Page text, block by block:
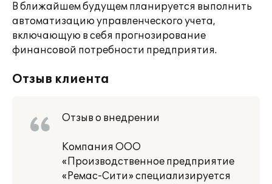
В ближайшем будущем планируется выполнить
автоматизацию управленческого учета,
включающую в себя прогнозирование
финансовой потребности предприятия.
Отзыв клиента
Отзыв о внедрении
Компания ООО
«Производственное предприятие
«Ремас-Сити» специализируется